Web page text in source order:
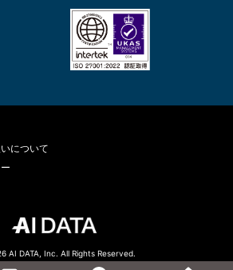
について
AI DATA, Inc. All Rights Reserved.